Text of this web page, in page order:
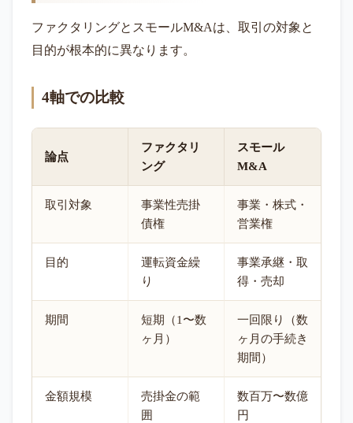
ファクタリングとスモールM&Aは、取引の対象と
目的が根本的に異なります。
4軸での比較
論点
ファクタリ
ング
スモール
M&A
取引対象
事業性売掛
債権
事業・株式・
営業権
目的
運転資金繰
り
事業承継・取
得・売却
期間
短期（1〜数
ヶ月）
一回限り（数
ヶ月の手続き
期間）
金額規模
売掛金の範
囲
数百万〜数億
円